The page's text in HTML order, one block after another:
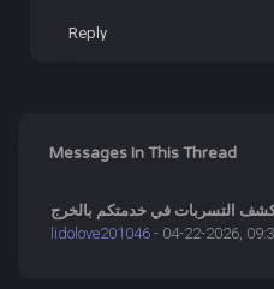
Reply
Messages In This Thread
التسربات في خدمتكم بالخرج
lidolove201046 - 04-22-2026,